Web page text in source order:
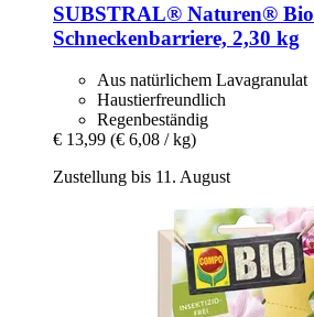
SUBSTRAL® Naturen® Bio
Schneckenbarriere, 2,30 kg
Aus natürlichem Lavagranulat
Haustierfreundlich
Regenbeständig
€ 13,99 (€ 6,08 / kg)
Zustellung bis 11. August